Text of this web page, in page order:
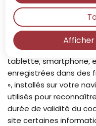
1) Définition
Lors de la consultation
relatives à la
tablette, smartphone,
enregistrées dans des
», installés sur votre
utilisés pour
durée de validité du
site certaines